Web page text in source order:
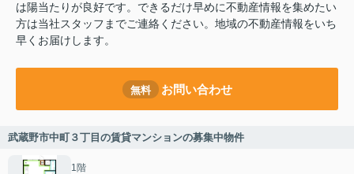
は陽当たりが良好です。できるだけ早めに不動産情報を集めたい
方は当社スタッフまでご連絡ください。地域の不動産情報をいち
早くお届けします。
無料 お問い合わせ
武蔵野市中町３丁目の賃貸マンションの募集中物件
1階